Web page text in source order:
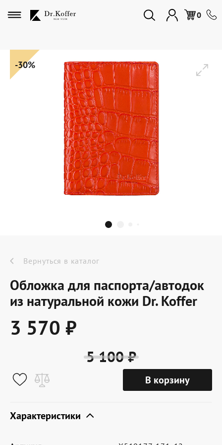
0
Избранное
Дорожная коллекция
Мужская коллекция
Женская коллекция
Подарки и сувениры
Подарочные карты
Dr.Koffer Outlet
Новинки
Акции
О компании
Условия доставки
-30%
Вернуться в каталог
Обложка для паспорта/автодок
из натуральной кожи Dr. Koffer
3 570 ₽
5 100 ₽
В корзину
Характеристики